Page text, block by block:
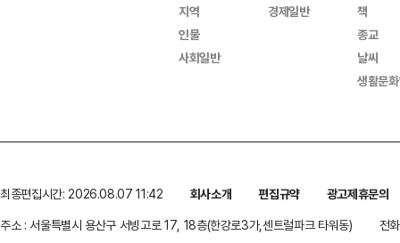
지역
인물
사회일반
경제일반
책
종교
날씨
생활문
최종편집시간: 2026.08.07 11:42 회사소개 편집규약
광고제휴문의
주소 : 서울특별시 용산구 서빙고로 17, 18층(한강로3가,센트럴파크 타워동)
전